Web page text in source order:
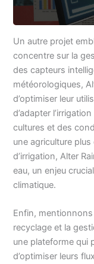
Un autre projet
concentre sur la
des capteurs
météorologiques,
d’optimiser leur
d’adapter
cultures et des
une agriculture
d’irrigation, Alter
eau, un enjeu
climatique.
Enfin,
recyclage et la
une plateforme qui
d’optimiser leurs